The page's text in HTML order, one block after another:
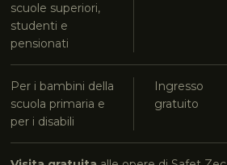
scuole superiori,
studenti e
pensionati
Per i bambini della
scuola primaria e
per i disabili
Ingresso
gratuito